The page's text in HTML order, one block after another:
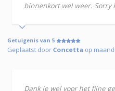
binnenkort wel weer. Sorry
Getuigenis van 5
Geplaatst door Concetta op
Dank je wel voor het fijne